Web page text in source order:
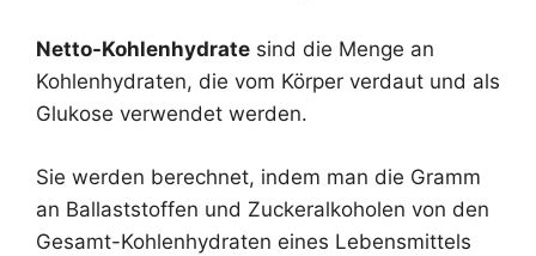
Netto-Kohlenhydrate sind die Menge an
Kohlenhydraten, die vom Körper verdaut und als
Glukose verwendet werden.
Sie werden berechnet, indem man die Gramm
an Ballaststoffen und Zuckeralkoholen von den
Gesamt-Kohlenhydraten eines Lebensmittels